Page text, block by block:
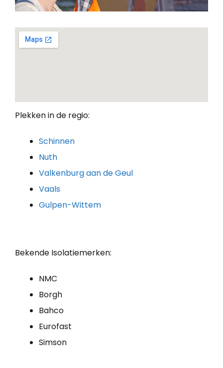
Plekken in de regio:
Schinnen
Nuth
Valkenburg aan de Geul
Vaals
Gulpen-Wittem
Bekende Isolatiemerken:
NMC
Borgh
Bahco
Eurofast
Simson